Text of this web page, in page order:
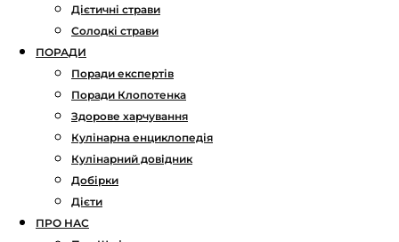
Дієтичні страви
Солодкі страви
ПОРАДИ
Поради експертів
Поради Клопотенка
Здорове харчування
Кулінарна енциклопедія
Кулінарний довідник
Добірки
Дієти
ПРО НАС